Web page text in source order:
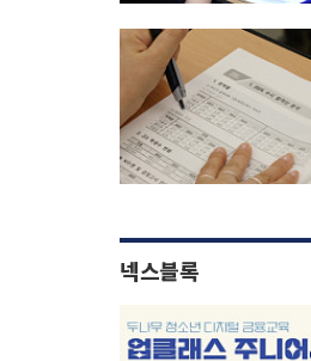
넥스블록